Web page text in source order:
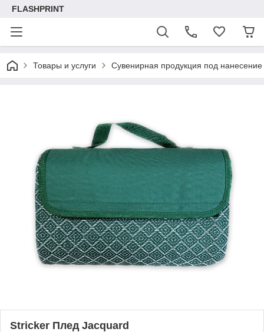
FLASHPRINT
Товары и услуги Сувенирная продукция под нанесение
Stricker Плед Jacquard